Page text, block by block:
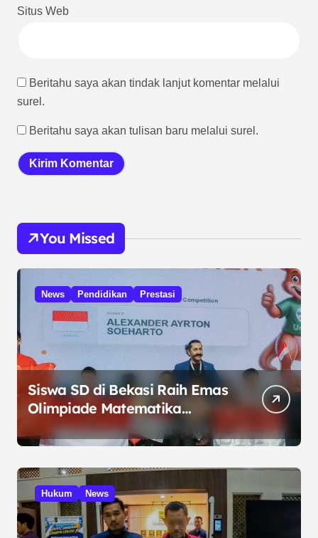
Situs Web
Beritahu saya akan tindak lanjut komentar melalui
surel.
Beritahu saya akan tulisan baru melalui surel.
You Missed
News Pendidikan Prestasi
Siswa SD di Bekasi Raih Emas
Olimpiade Matematika
Internasional di Malaysia
Hukum News